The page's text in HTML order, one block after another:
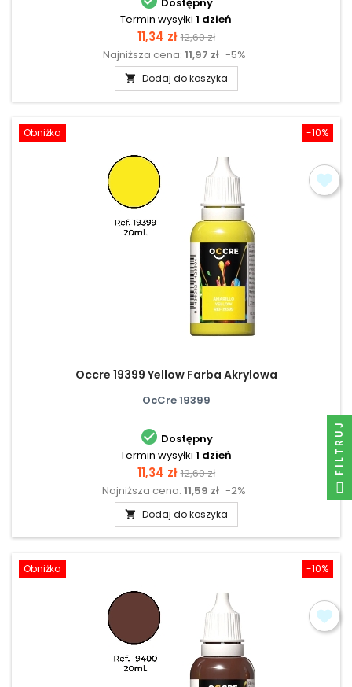
Termin wysyłki 1 dzień
Cena
11,34 zł Cena
podstawowa
12,60 zł
Najniższa cena: 11,97 zł -5%
 Dodaj do koszyka
-10%
Obniżka
Occre 19399 Yellow Farba Akrylowa
OcCre 19399
 Dostępny
Termin wysyłki 1 dzień
Cena
11,34 zł Cena
podstawowa
12,60 zł
Najniższa cena: 11,59 zł -2%
 Dodaj do koszyka
-10%
Obniżka
FILTRUJ